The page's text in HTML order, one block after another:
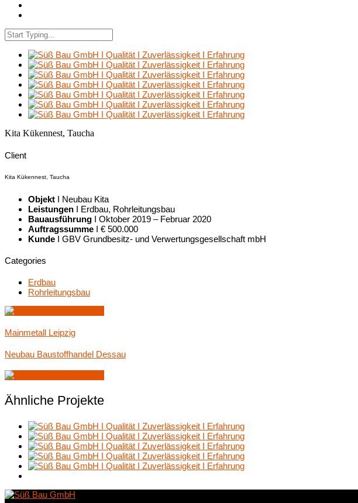
Kita Kükennest, Taucha
Client
Kita Kükennest, Taucha
Objekt I Neubau Kita
Leistungen I Erdbau, Rohrleitungsbau
Bauausführung I Oktober 2019 – Februar 2020
Auftragssumme I € 500.000
Kunde I GBV Grundbesitz- und Verwertungsgesellschaft mbH
Categories
Erdbau
Rohrleitungsbau
Mainmetall Leipzig
Neubau Baustoffhandel Dessau
Ähnliche Projekte